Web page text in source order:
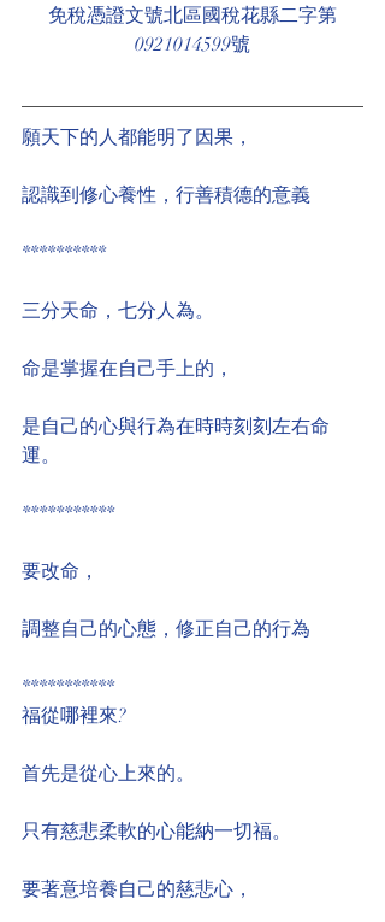
免稅憑證文號北區國稅花縣二字第
0921014599號
願天下的人都能明了因果，
認識到修心養性，行善積德的意義
**********
三分天命，七分人為。
命是掌握在自己手上的，
是自己的心與行為在時時刻刻左右命
運。
***********
要改命，
調整自己的心態，修正自己的行為
***********
福從哪裡來?
首先是從心上來的。
只有慈悲柔軟的心能納一切福。
要著意培養自己的慈悲心，